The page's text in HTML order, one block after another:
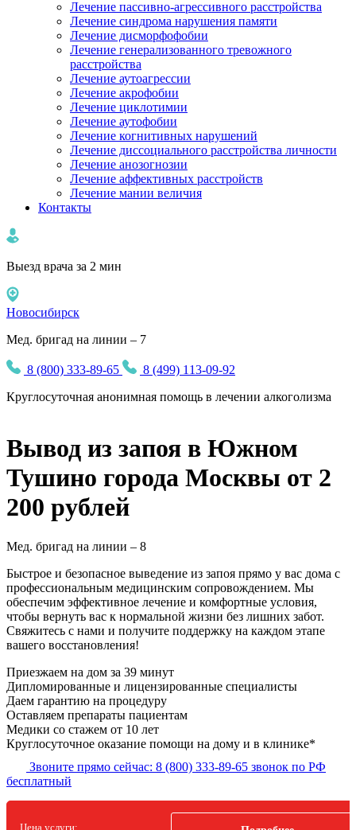
Лечение пассивно-агрессивного расстройства
Лечение синдрома нарушения памяти
Лечение дисморфофобии
Лечение генерализованного тревожного
расстройства
Лечение аутоагрессии
Лечение акрофобии
Лечение циклотимии
Лечение аутофобии
Лечение когнитивных нарушений
Лечение диссоциального расстройства личности
Лечение анозогнозии
Лечение аффективных расстройств
Лечение мании величия
Контакты
Выезд врача за 2 мин
Новосибирск
Мед. бригад на линии – 7
8 (800) 333-89-65
8 (499) 113-09-92
Круглосуточная анонимная помощь в лечении алкоголизма
Вывод из запоя в Южном
Тушино города Москвы от 2
200 рублей
Мед. бригад на линии – 8
Быстрое и безопасное выведение из запоя прямо у вас дома с
профессиональным медицинским сопровождением. Мы
обеспечим эффективное лечение и комфортные условия,
чтобы вернуть вас к нормальной жизни без лишних забот.
Свяжитесь с нами и получите поддержку на каждом этапе
вашего восстановления!
Приезжаем на дом за 39 минут
Дипломированные и лицензированные специалисты
Даем гарантию на процедуру
Оставляем препараты пациентам
Медики со стажем от 10 лет
Круглосуточное оказание помощи на дому и в клинике*
Звоните прямо сейчас: 8 (800) 333-89-65 звонок по РФ
бесплатный
Цена услуги: